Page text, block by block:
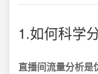
1.如何科学
直播间流量分析是